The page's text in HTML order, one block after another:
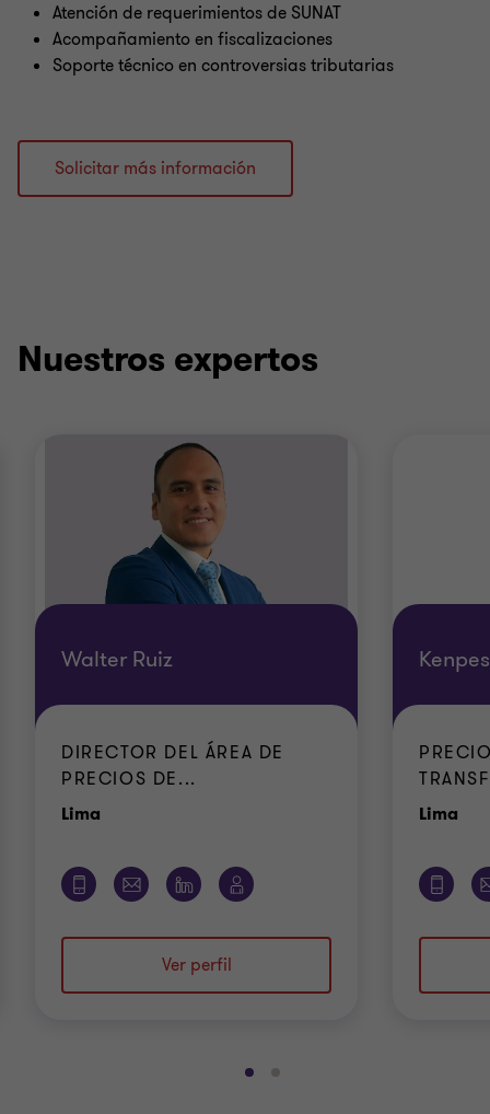
Atención de requerimientos de SUNAT
Acompañamiento en fiscalizaciones
Soporte técnico en controversias tributarias
Solicitar más información
Nuestros expertos
Walter Ruiz
DIRECTOR DEL ÁREA DE
PRECIOS DE...
Lima
Ver perfil
Lima
Ir
Ir